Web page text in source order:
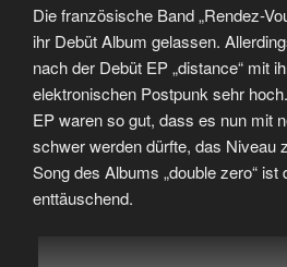
Die französische Band „Rendez-
ihr Debüt Album gelassen.
nach der Debüt EP „distance“ mit
elektronischen Postpunk sehr
EP waren so gut, dass es nun mit
schwer werden dürfte, das Niveau
Song des Albums „double zero“
enttäuschend.